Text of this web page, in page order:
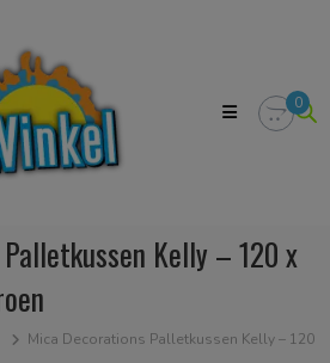
0
Kelly – 120 x
Mica Decorations Palletkussen Kelly – 120